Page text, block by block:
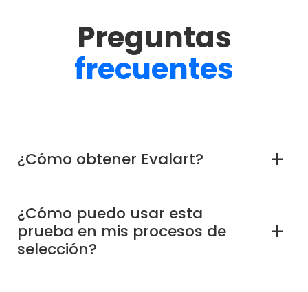
Preguntas
frecuentes
a
¿Cómo obtener Evalart?
a
¿Cómo puedo usar esta
prueba en mis procesos de
selección?